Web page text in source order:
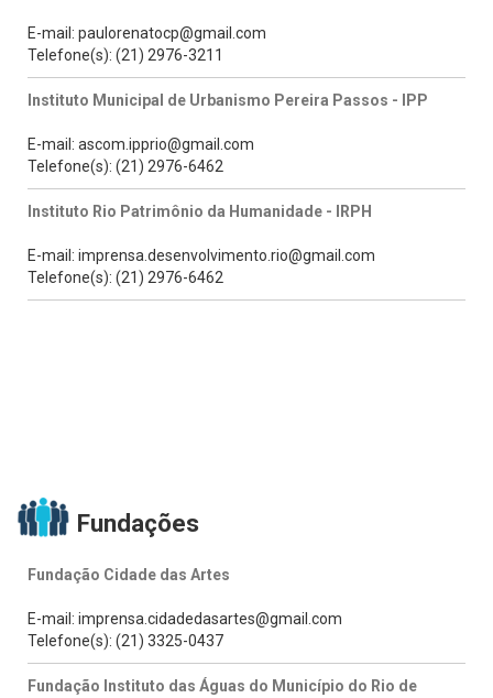
E-mail: paulorenatocp@gmail.com
Telefone(s): (21) 2976-3211
Instituto Municipal de Urbanismo Pereira Passos - IPP
E-mail: ascom.ipprio@gmail.com
Telefone(s): (21) 2976-6462
Instituto Rio Patrimônio da Humanidade - IRPH
E-mail: imprensa.desenvolvimento.rio@gmail.com
Telefone(s): (21) 2976-6462
Fundações
Fundação Cidade das Artes
E-mail: imprensa.cidadedasartes@gmail.com
Telefone(s): (21) 3325-0437
Fundação Instituto das Águas do Município do Rio de